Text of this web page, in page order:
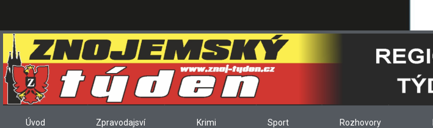
Úvod Zpravodajsví Krimi Sport Rozhovory